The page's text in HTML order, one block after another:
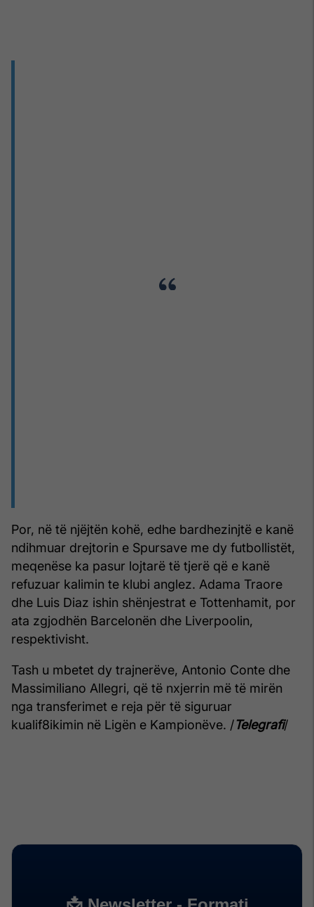
Por, në të njëjtën kohë, edhe bardhezinjtë e kanë
ndihmuar drejtorin e Spursave me dy futbollistët,
meqenëse ka pasur lojtarë të tjerë që e kanë
refuzuar kalimin te klubi anglez. Adama Traore
dhe Luis Diaz ishin shënjestrat e Tottenhamit, por
ata zgjodhën Barcelonën dhe Liverpoolin,
respektivisht.
Tash u mbetet dy trajnerëve, Antonio Conte dhe
Massimiliano Allegri, që të nxjerrin më të mirën
nga transferimet e reja për të siguruar
kualif8ikimin në Ligën e Kampionëve. /Telegrafi/